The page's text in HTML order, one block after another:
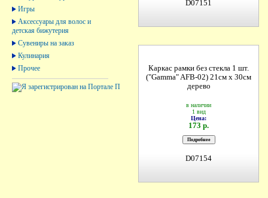
Игры
Аксессуары для волос и
детская бижутерия
Сувениры на заказ
Кулинария
Прочее
D07151
Каркас рамки без стекла 1 шт.
("Gamma" AFB-02) 21см х 30см
дерево
в наличии
1 вид
Цена:
173 р.
D07154